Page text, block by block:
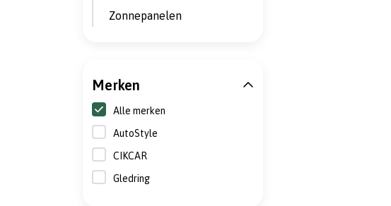
Zonnepanelen
Merken
Alle merken
AutoStyle
CIKCAR
Gledring